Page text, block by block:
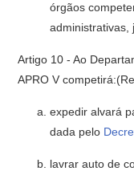
órgãos
administrativas,
Artigo 10 - Ao
APRO V
expedir alvará
dada pelo
lavrar auto de